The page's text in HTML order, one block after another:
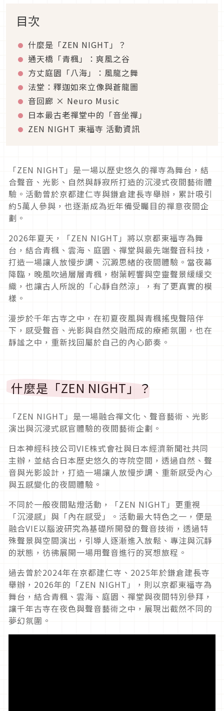
目次
什麼是「ZEN NIGHT」？
通天橋「青楓」：爽風之谷
方丈庭園「八海」：風龍之舞
法堂：釋迦如來立像與蒼龍圖
音回廊 × Neuro Music
日本最古老禪堂中的「音坐禪」
ZEN NIGHT 東福寺 活動資訊
「ZEN NIGHT」是一場以歷史悠久的禪寺為舞台，結
合聲音、光影、自然與靜寂所打造的沉浸式夜間藝術體
驗。活動曾於京都建仁寺與鎌倉建長寺舉辦，累計吸引
約5萬人參與，也逐漸成為近年備受矚目的禪意夜間企
劃。
2026年夏天，「ZEN NIGHT」將以京都東福寺為舞
台，結合青楓、雲海、庭園、禪堂與最先端聲音科技，
打造一場讓人放慢步調、沉澱思緒的夜間體驗。當夜幕
降臨，晚風吹過層層青楓，樹葉輕響與空靈聲景緩緩交
織，也讓古人所說的「心靜自然涼」，有了更真實的模
樣。
漫步於千年古寺之中，在初夏夜風與青楓搖曳聲陪伴
下，感受聲音、光影與自然交融而成的療癒氛圍，也在
靜謐之中，重新找回屬於自己的內心節奏。
什麼是「ZEN NIGHT」？
「ZEN NIGHT」是一場融合禪文化、聲音藝術、光影
演出與沉浸式感官體驗的夜間藝術企劃。
日本神經科技公司VIE株式會社與日本經濟新聞社共同
主辦，並結合日本歷史悠久的寺院空間，透過自然、聲
音與光影設計，打造一場讓人放慢步調、重新感受內心
與五感變化的夜間體驗。
不同於一般夜間點燈活動，「ZEN NIGHT」更重視
「沉浸感」與「內在感受」。活動最大特色之一，便是
融合VIE以腦波研究為基礎所開發的聲音技術，透過特
殊聲景與空間演出，引導人逐漸進入放鬆、專注與沉靜
的狀態，彷彿展開一場用聲音進行的冥想旅程。
過去曾於2024年在京都建仁寺、2025年於鎌倉建長寺
舉辦，2026年的「ZEN NIGHT」，則以京都東福寺為
舞台，結合青楓、雲海、庭園、禪堂與夜間特別參拜，
讓千年古寺在夜色與聲音藝術之中，展現出截然不同的
夢幻氛圍。